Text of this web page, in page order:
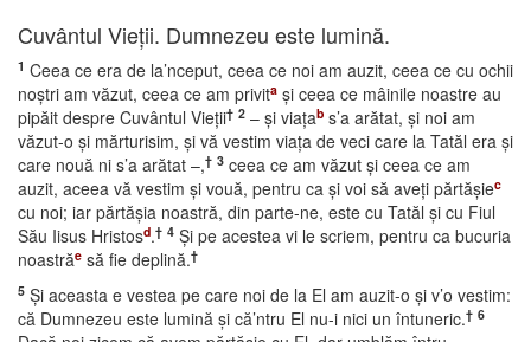
Cuvântul Vieţii. Dumnezeu este lumină.
1 Ceea ce era de la’nceput, ceea ce noi am auzit, ceea ce cu ochii
noştri am văzut, ceea ce am privita şi ceea ce mâinile noastre au
pipăit despre Cuvântul Vieţii† 2 – şi viaţab s’a arătat, şi noi am
văzut-o şi mărturisim, şi vă vestim viaţa de veci care la Tatăl era şi
care nouă ni s’a arătat –,† 3 ceea ce am văzut şi ceea ce am
auzit, aceea vă vestim şi vouă, pentru ca şi voi să aveţi părtăşiec
cu noi; iar părtăşia noastră, din parte-ne, este cu Tatăl şi cu Fiul
Său Iisus Hristosd.† 4 Şi pe acestea vi le scriem, pentru ca bucuria
noastrăe să fie deplină.†
5 Şi aceasta e vestea pe care noi de la El am auzit-o şi v’o vestim:
că Dumnezeu este lumină şi că’ntru El nu-i nici un întuneric.† 6